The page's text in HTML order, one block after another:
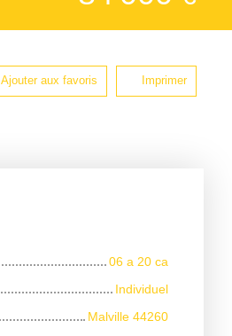
Ajouter aux favoris Imprimer
06 a 20 ca
Individuel
Malville 44260